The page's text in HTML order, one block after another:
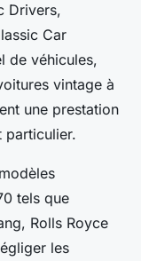
Drivers,
Car
de véhicules,
vintage à
une prestation
particulier.
tels que
Rolls Royce
les